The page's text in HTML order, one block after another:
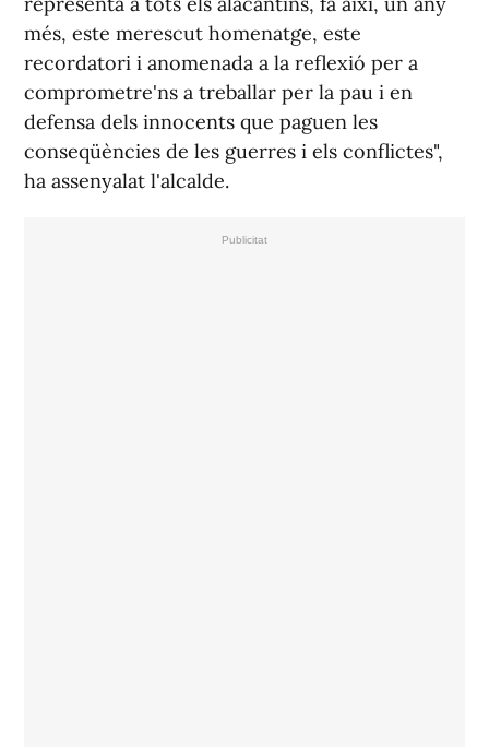
més, este merescut homenatge, este
recordatori i anomenada a la reflexió per a
comprometre'ns a treballar per la pau i en
defensa dels innocents que paguen les
conseqüències de les guerres i els conflictes",
ha assenyalat l'alcalde.